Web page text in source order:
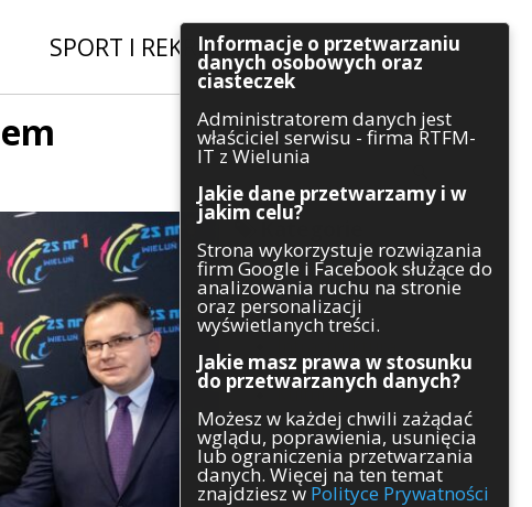
SPORT I REKREACJA|INWESTYCJE
Szukaj
Kategorie
Architektura
Gospodarka
Handel
Komunikaty
Kultura
Polityka
Pozostałe
Psychologia
Rolnictwo
Informacje o przetwarzaniu
danych osobowych oraz
ciasteczek
Administratorem danych jest
właściciel serwisu - firma RTFM-
IT z Wielunia
Jakie dane przetwarzamy i w
jakim celu?
Strona wykorzystuje rozwiązania
firm Google i Facebook służące do
analizowania ruchu na stronie
oraz personalizacji
wyświetlanych treści.
Jakie masz prawa w stosunku
do przetwarzanych danych?
Możesz w każdej chwili zażądać
wglądu, poprawienia, usunięcia
lub ograniczenia przetwarzania
danych. Więcej na ten temat
znajdziesz w Polityce Prywatności